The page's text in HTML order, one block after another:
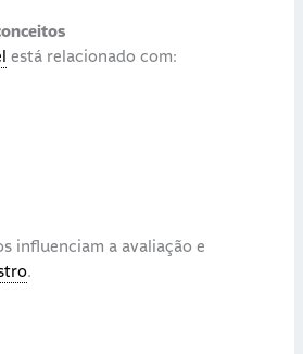
está relacionado com:
influenciam a avaliação e
.